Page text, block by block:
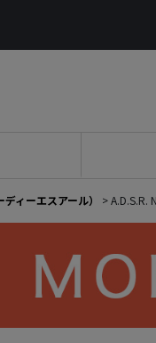
ィーエスアール） >A.D.S.R.